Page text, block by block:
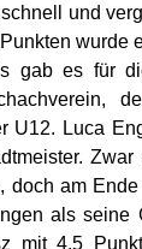
und
wurde
gab es für
U12. Luca
doch am
als seine
mit 4,5